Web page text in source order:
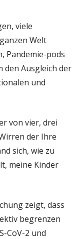
wenn
richtig
—
limit
coronavirus
helfen
gegen
viele
Welt
Pandemie-pods
den Ausgleich der
und
von vier, drei
der Ihre
sich, wie zu
meine Kinder
zeigt, dass
begrenzen
CoV-2 und